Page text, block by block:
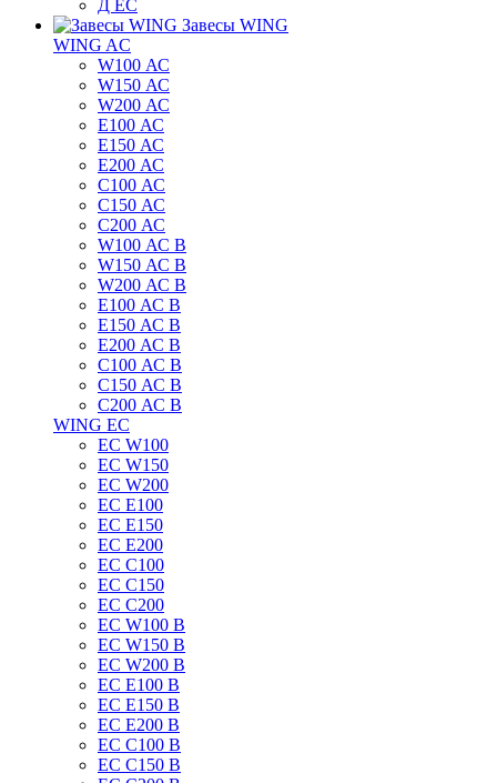
Д ЕС
Завесы WING
WING AC
W100 АС
W150 АС
W200 АС
E100 АС
E150 АС
E200 АС
C100 АС
C150 АС
C200 АС
W100 АС B
W150 АС B
W200 АС B
E100 АС B
E150 АС B
E200 АС B
C100 АС B
C150 АС B
C200 АС B
WING EC
ЕС W100
ЕС W150
ЕС W200
ЕС E100
ЕС E150
ЕС E200
ЕС C100
EC C150
ЕС C200
ЕС W100 B
ЕС W150 B
ЕС W200 B
ЕС E100 B
ЕС E150 B
ЕС E200 B
ЕС C100 B
EC C150 B